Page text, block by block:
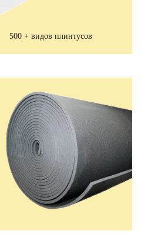
500 + видов плинтусов